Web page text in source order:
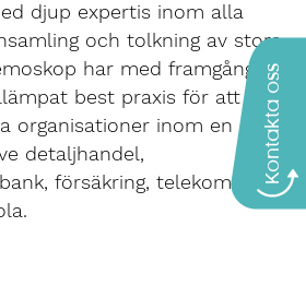
Kontakta oss
djup expertis inom alla
och tolkning av stora
har med framgång
best praxis för att
organisationer inom en rad
detaljhandel,
försäkring, telekom,